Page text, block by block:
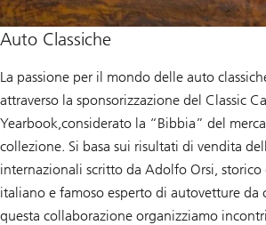
Auto Classiche
La passione per il mondo delle auto
attraverso la sponsorizzazione del Classic
Yearbook,considerato la “Bibbia” del
collezione. Si basa sui risultati di vendita
internazionali scritto da Adolfo Orsi,
italiano e famoso esperto di autovetture da
questa collaborazione organizziamo